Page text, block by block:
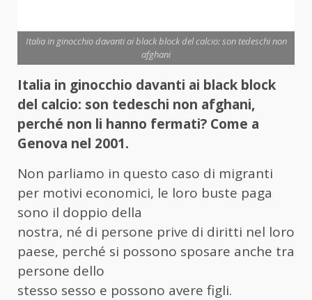
Italia in ginocchio davanti ai black block del calcio: son tedeschi non
afghani
Italia in ginocchio davanti ai black block
del calcio: son tedeschi non afghani,
perché non li hanno fermati? Come a
Genova nel 2001.
Non parliamo in questo caso di migranti
per motivi economici, le loro buste paga
sono il doppio della
nostra, né di persone prive di diritti nel loro
paese, perché si possono sposare anche tra
persone dello
stesso sesso e possono avere figli.